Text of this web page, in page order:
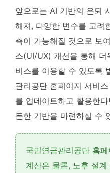
앞으로는 AI 기반의 은퇴
해져, 다양한 변수를 고려
측이 가능해질 것으로 보
스(UI/UX) 개선을 통해 더
비스를 이용할 수 있도록
관리공단 홈페이지 서비
를 업데이트하고 활용한다
든한 기반을 마련하실 수
국민연금관리공단 홈
계산은 물론, 노후 설